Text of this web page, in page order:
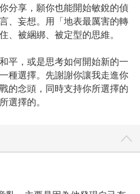
分享，願你也能開始敏銳的偵
、妄想。用「地表最厲害的轉
、被綑綁、被定型的思維。
平，或是思考如何開始新的一
種選擇。先謝謝你讓我走進你
的念頭，同時支持你所選擇的
選擇的。